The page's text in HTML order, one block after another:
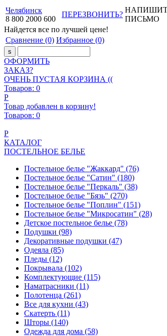
Челябинск
8 800 2000 600
ПЕРЕЗВОНИТЬ?
ПИСЬМО
Найдется все по лучшей цене!
Сравнение (0) Избранное (0)
ОФОРМИТЬ
ЗАКАЗ?
ОЧЕНЬ ПУСТАЯ КОРЗИНА ((
Товаров: 0
Р
Товар добавлен в корзину!
Товаров: 0
Р
КАТАЛОГ
ПОСТЕЛЬНОЕ БЕЛЬЕ
Постельное белье "Жаккард" (76)
Постельное белье "Сатин" (180)
Постельное белье "Перкаль" (38)
Постельное белье "Бязь" (270)
Постельное белье "Поплин" (151)
Постельное белье "Микросатин" (28)
Детское постельное белье (78)
Подушки (98)
Декоративные подушки (47)
Одеяла (85)
Пледы (12)
Покрывала (102)
Комплектующие (115)
Наматрасники (11)
Полотенца (261)
Все для кухни (43)
Скатерть (11)
Шторы (140)
Одежда для дома (58)